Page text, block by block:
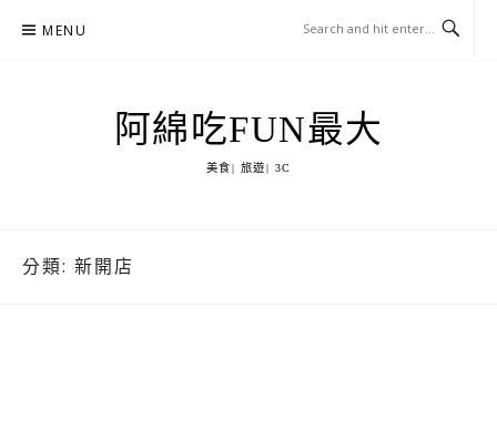
MENU
阿綿吃FUN最大
美食| 旅遊| 3C
分類: 新開店